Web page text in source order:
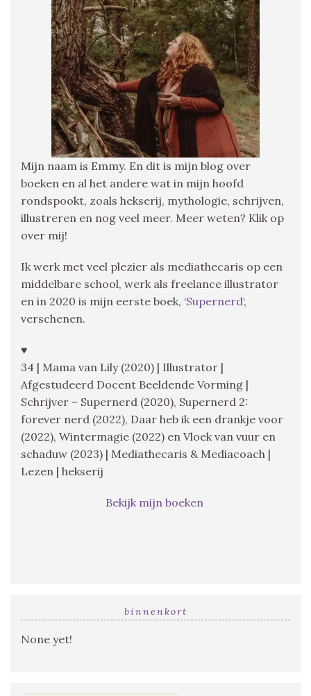
Mijn naam is Emmy. En dit is mijn blog over
boeken en al het andere wat in mijn hoofd
rondspookt, zoals hekserij, mythologie, schrijven,
illustreren en nog veel meer. Meer weten? Klik op
over mij!
Ik werk met veel plezier als mediathecaris op een
middelbare school, werk als freelance illustrator
en in 2020 is mijn eerste boek, ‘Supernerd‘,
verschenen.
♥
34 | Mama van Lily (2020) | Illustrator |
Afgestudeerd Docent Beeldende Vorming |
Schrijver – Supernerd (2020), Supernerd 2:
forever nerd (2022), Daar heb ik een drankje voor
(2022), Wintermagie (2022) en Vloek van vuur en
schaduw (2023) | Mediathecaris & Mediacoach |
Lezen | hekserij
Bekijk mijn boeken
binnenkort
None yet!